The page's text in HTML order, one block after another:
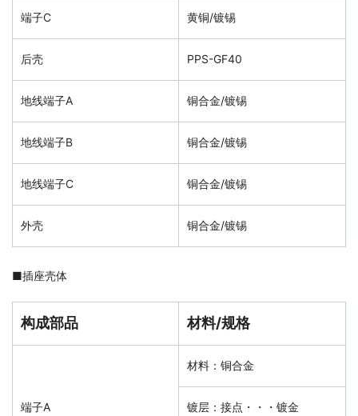
端子C 黄铜/镀锡
后壳 PPS-GF40
地线端子A 铜合金/镀锡
地线端子B 铜合金/镀锡
地线端子C 铜合金/镀锡
外壳 铜合金/镀锡
■插座壳体
构成部品 材料/规格
端子A
材料：铜合金
镀层：接点・・・镀金